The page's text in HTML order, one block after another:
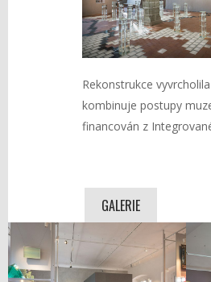
Rekonstrukce
kombinuje postupy
financován z
GALERIE